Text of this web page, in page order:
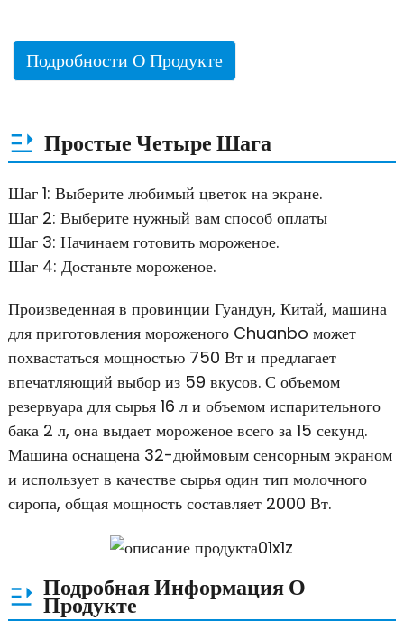
Подробности О Продукте
Простые Четыре Шага
Шаг 1: Выберите любимый цветок на экране.
Шаг 2: Выберите нужный вам способ оплаты
Шаг 3: Начинаем готовить мороженое.
Шаг 4: Достаньте мороженое.
Произведенная в провинции Гуандун, Китай, машина
для приготовления мороженого Chuanbo может
похвастаться мощностью 750 Вт и предлагает
впечатляющий выбор из 59 вкусов. С объемом
резервуара для сырья 16 л и объемом испарительного
бака 2 л, она выдает мороженое всего за 15 секунд.
Машина оснащена 32-дюймовым сенсорным экраном
и использует в качестве сырья один тип молочного
сиропа, общая мощность составляет 2000 Вт.
Подробная Информация О
Продукте